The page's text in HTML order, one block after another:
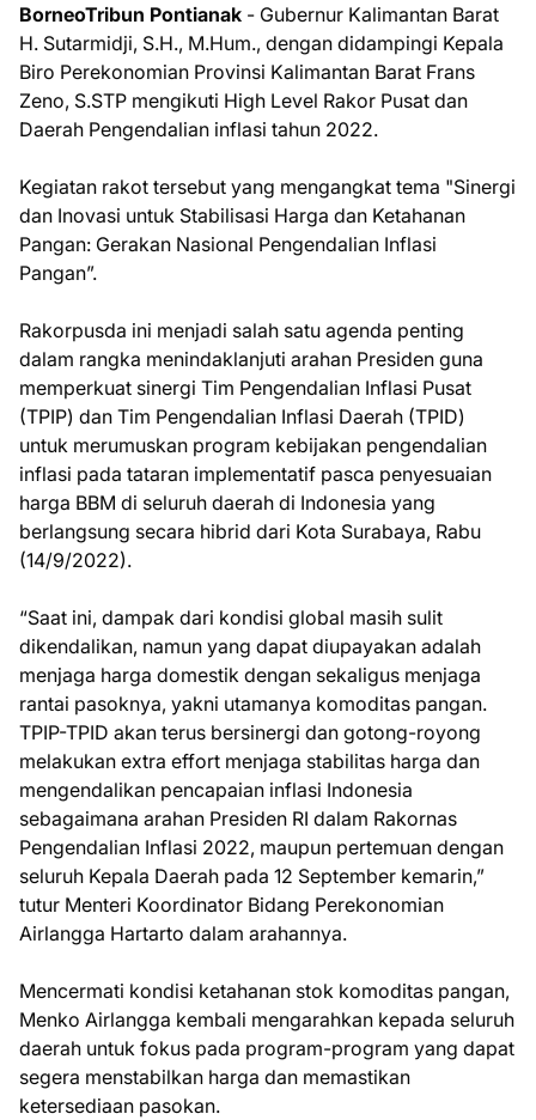
BorneoTribun Pontianak - Gubernur Kalimantan Barat
H. Sutarmidji, S.H., M.Hum., dengan didampingi Kepala
Biro Perekonomian Provinsi Kalimantan Barat Frans
Zeno, S.STP mengikuti High Level Rakor Pusat dan
Daerah Pengendalian inflasi tahun 2022.
Kegiatan rakot tersebut yang mengangkat tema "Sinergi
dan Inovasi untuk Stabilisasi Harga dan Ketahanan
Pangan: Gerakan Nasional Pengendalian Inflasi
Pangan”.
Rakorpusda ini menjadi salah satu agenda penting
dalam rangka menindaklanjuti arahan Presiden guna
memperkuat sinergi Tim Pengendalian Inflasi Pusat
(TPIP) dan Tim Pengendalian Inflasi Daerah (TPID)
untuk merumuskan program kebijakan pengendalian
inflasi pada tataran implementatif pasca penyesuaian
harga BBM di seluruh daerah di Indonesia yang
berlangsung secara hibrid dari Kota Surabaya, Rabu
(14/9/2022).
“Saat ini, dampak dari kondisi global masih sulit
dikendalikan, namun yang dapat diupayakan adalah
menjaga harga domestik dengan sekaligus menjaga
rantai pasoknya, yakni utamanya komoditas pangan.
TPIP-TPID akan terus bersinergi dan gotong-royong
melakukan extra effort menjaga stabilitas harga dan
mengendalikan pencapaian inflasi Indonesia
sebagaimana arahan Presiden RI dalam Rakornas
Pengendalian Inflasi 2022, maupun pertemuan dengan
seluruh Kepala Daerah pada 12 September kemarin,”
tutur Menteri Koordinator Bidang Perekonomian
Airlangga Hartarto dalam arahannya.
Mencermati kondisi ketahanan stok komoditas pangan,
Menko Airlangga kembali mengarahkan kepada seluruh
daerah untuk fokus pada program-program yang dapat
segera menstabilkan harga dan memastikan
ketersediaan pasokan.